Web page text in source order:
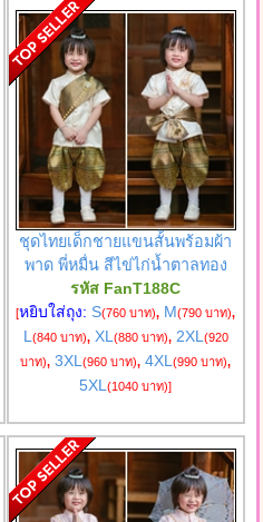
ชุดไทยเด็กชายแขนสั้นพร้อมผ้า
พาด พี่หมื่น สีไข่ไก่น้ำตาลทอง
รหัส FanT188C
[หยิบใส่ถุง: S(760 บาท), M(790 บาท),
L (840 บาท), XL (880 บาท), 2XL (920
บาท), 3XL(960 บาท), 4XL(990 บาท),
5XL(1040 บาท)]